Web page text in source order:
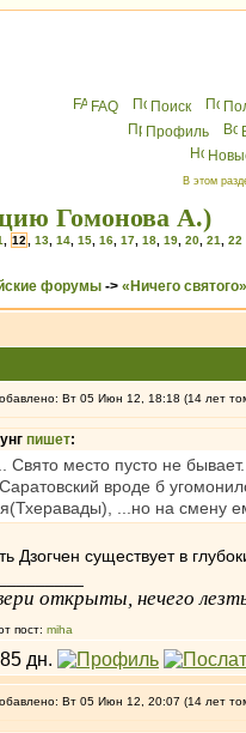
FAQ Поиск
Профиль
В этом
Гомонова А.)
12 13 14 15 16 17 18 19 20 21 22
форумы -> «Ничего святого»
Вт 05 Июн 12, 18:18 (14 лет
пишет:
Свято место пусто не бывает.
вроде б
...но на смену
Дзогчен существует в
открыты, нечего
пост: miha
Вт 05 Июн 12, 20:07 (14 лет